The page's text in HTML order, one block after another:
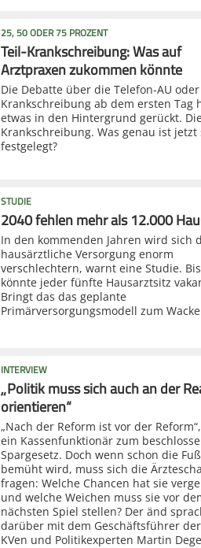
25, 50 ODER 75 PROZENT
Teil-Krankschreibung: Was auf
Arztpraxen zukommen könnte
Die Debatte über die Telefon-AU
Krankschreibung ab dem ersten Tag
etwas in den Hintergrund gerückt.
Krankschreibung. Was genau ist jetzt
festgelegt?
STUDIE
2040 fehlen mehr als 12.000
In den kommenden Jahren wird sich
hausärztliche Versorgung enorm
verschlechtern, warnt eine Studie.
könnte jeder fünfte Hausarztsitz
Bringt das das geplante
Primärversorgungsmodell zum
INTERVIEW
„Politik muss sich auch an der
orientieren“
„Nach der Reform ist vor der
ein Kassenfunktionär zum
Spargesetz. Doch wenn schon die
bemüht wird, muss sich die
fragen: Welche Chancen hat sie
und welche Weichen muss sie vor
nächsten Spiel stellen? Der änd
darüber mit dem Geschäftsführer der
KVen und Politikexperten Martin